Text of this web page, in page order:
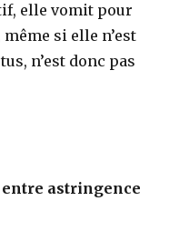
elle vomit pour
si elle n’est
n’est donc pas
astringence